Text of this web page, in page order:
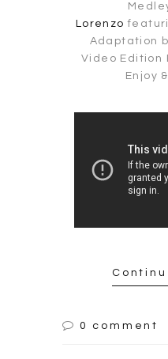
Lorenzo
Adaptation
Video Edition
Enjoy
0 comment